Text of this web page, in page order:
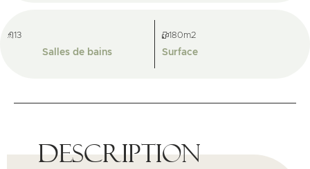
13
Salles de bains
180m2
Surface
Description